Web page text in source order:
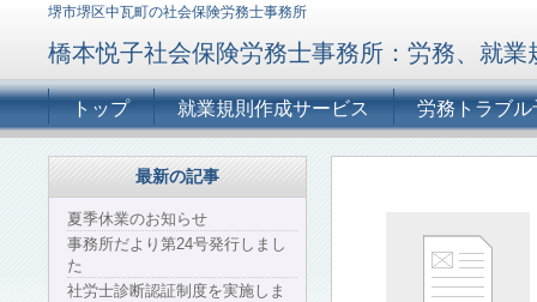
堺市堺区中瓦町の社会保険労務士事務所
橋本悦子社会保険労務士事務所：労務、就業
トップ 就業規則作成サービス 労務トラブル
最新の記事
夏季休業のお知らせ
事務所だより第24号発行しまし
た
社労士診断認証制度を実施しま